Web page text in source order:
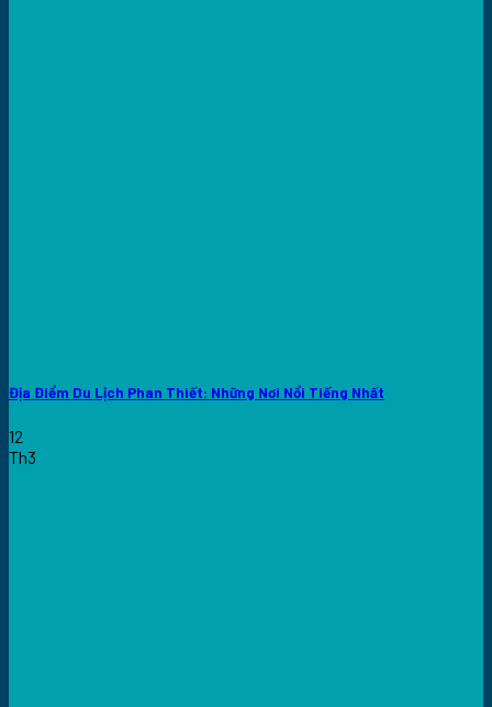
Địa Điểm Du Lịch Phan Thiết: Những Nơi Nổi Tiếng Nhất
12
Th3